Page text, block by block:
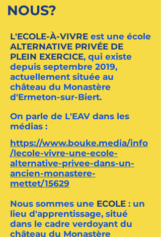
NOUS?
L'ECOLE-À-VIVRE est une école
ALTERNATIVE PRIVÉE DE
PLEIN EXERCICE, qui existe
depuis septembre 2019,
actuellement située au
château du Monastère
d'Ermeton-sur-Biert.
On parle de L'EAV dans les
médias :
https://www.bouke.media/info
/lecole-vivre-une-ecole-
alternative-privee-dans-un-
ancien-monastere-
mettet/15629
Nous sommes une ECOLE : un
lieu d'apprentissage, situé
dans le cadre verdoyant du
château du Monastère